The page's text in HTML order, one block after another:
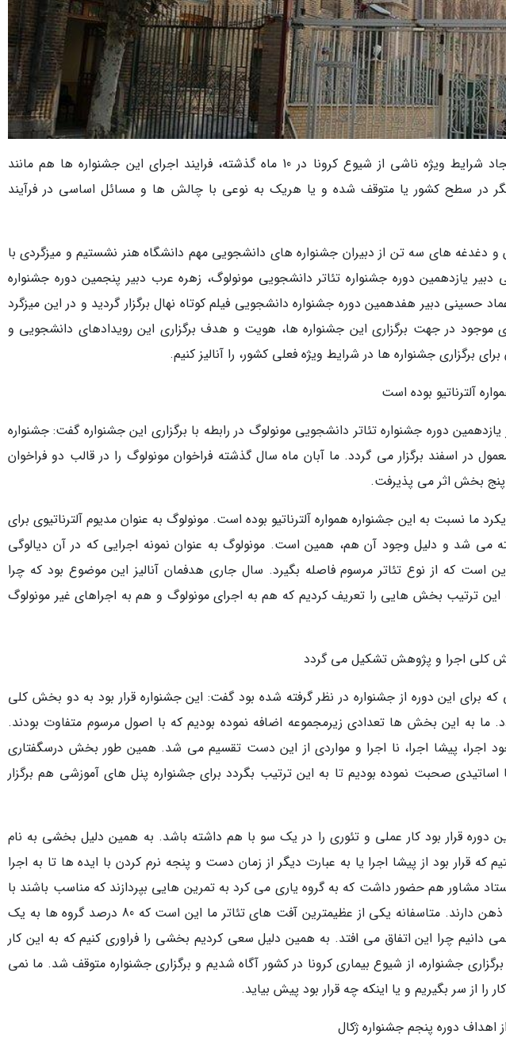
به گزارش خبرنگاران، با ایجاد شرایط ویژه ناشی از شیوع کرونا در 10 ماه گذشته، فرایند اجرای این جشنواره ها هم مانند
در سطح کشور یا متوقف شده و یا هریک به نوعی با چالش ها و مسائل اساسی در فرآیند
و دغدغه های سه تن از دبیران جشنواره های دانشجویی مهم دانشگاه هنر نشستیم و میزگردی با
یازدهمین دوره جشنواره تئاتر دانشجویی مونولوگ، زهره عرب دبیر پنجمین دوره جشنواره
حسینی دبیر هفدهمین دوره جشنواره دانشجویی فیلم کوتاه نهال برگزار گردید و در این میزگرد
در جهت برگزاری این جشنواره ها، هویت و هدف برگزاری این رویدادهای دانشجویی و
برگزاری جشنواره ها در شرایط ویژه فعلی کشور، را آنالیز کنیم.
آلترناتیو بوده است
دوره جشنواره تئاتر دانشجویی مونولوگ در رابطه با برگزاری این جشنواره گفت: جشنواره
در اسفند برگزار می گردد. ما آبان ماه سال گذشته فراخوان مونولوگ را در قالب دو فراخوان
پنج بخش اثر می پذیرفت.
ما نسبت به این جشنواره همواره آلترناتیو بوده است. مونولوگ به عنوان مدیوم آلترناتیوی برای
می شد و دلیل وجود آن هم، همین است. مونولوگ به عنوان نمونه اجرایی که در آن دیالوگی
است که از نوع تئاتر مرسوم فاصله بگیرد. سال جاری هدفمان آنالیز این موضوع بود که چرا
این ترتیب بخش هایی را تعریف کردیم که هم به اجرای مونولوگ و هم به اجراهای غیر مونولوگ
کلی اجرا و پژوهش تشکیل می گردد
که برای این دوره از جشنواره در نظر گرفته شده بود گفت: این جشنواره قرار بود به دو بخش کلی
ما به این بخش ها تعدادی زیرمجموعه اضافه نموده بودیم که با اصول مرسوم متفاوت بودند.
اجرا، پیشا اجرا، نا اجرا و مواردی از این دست تقسیم می شد. همین طور بخش درسگفتاری
صحبت نموده بودیم تا به این ترتیب بگردد برای جشنواره پنل های آموزشی هم برگزار
دوره قرار بود کار عملی و تئوری را در یک سو با هم داشته باشد. به همین دلیل بخشی به نام
که قرار بود از پیشا اجرا یا به عبارت دیگر از زمان دست و پنجه نرم کردن با ایده ها تا به اجرا
مشاور هم حضور داشت که به گروه یاری می کرد به تمرین هایی بپردازند که مناسب باشند با
ایده هایی که برای اجرا در ذهن دارند. متاسفانه یکی از عظیمترین آفت های تئاتر ما این است که 80 درصد گروه ها به یک
دانیم چرا این اتفاق می افتد. به همین دلیل سعی کردیم بخشی را فراوری کنیم که به این کار
جشنواره، از شیوع بیماری کرونا در کشور آگاه شدیم و برگزاری جشنواره متوقف شد. ما نمی
را از سر بگیریم و یا اینکه چه قرار بود پیش بیاید.
اهداف دوره پنجم جشنواره ژکال